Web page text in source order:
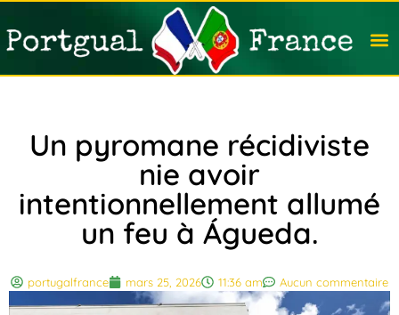
Un pyromane récidiviste
nie avoir
intentionnellement allumé
un feu à Águeda.
portugalfrance mars 25, 2026 11:36 am Aucun commentaire